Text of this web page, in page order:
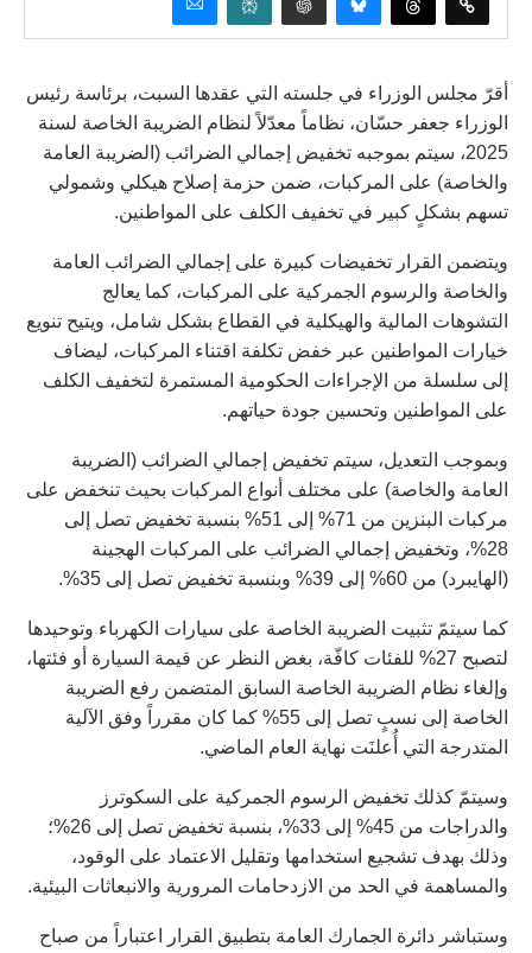
أقرّ مجلس الوزراء في جلسته التي عقدها السبت، برئاسة رئيس
الوزراء جعفر حسّان، نظاماً معدّلاً لنظام الضريبة الخاصة لسنة
2025، سيتم بموجبه تخفيض إجمالي الضرائب (الضريبة العامة
والخاصة) على المركبات، ضمن حزمة إصلاح هيكلي وشمولي
تسهم بشكلٍ كبير في تخفيف الكلف على المواطنين.
ويتضمن القرار تخفيضات كبيرة على إجمالي الضرائب العامة
والخاصة والرسوم الجمركية على المركبات، كما يعالج
التشوهات المالية والهيكلية في القطاع بشكل شامل، ويتيح تنويع
خيارات المواطنين عبر خفض تكلفة اقتناء المركبات، ليضاف
إلى سلسلة من الإجراءات الحكومية المستمرة لتخفيف الكلف
على المواطنين وتحسين جودة حياتهم.
وبموجب التعديل، سيتم تخفيض إجمالي الضرائب (الضريبة
العامة والخاصة) على مختلف أنواع المركبات بحيث تنخفض على
مركبات البنزين من 71% إلى 51% بنسبة تخفيض تصل إلى
28%، وتخفيض إجمالي الضرائب على المركبات الهجينة
(الهايبرد) من 60% إلى 39% وبنسبة تخفيض تصل إلى 35%.
كما سيتمّ تثبيت الضريبة الخاصة على سيارات الكهرباء وتوحيدها
لتصبح 27% للفئات كافّة، بغض النظر عن قيمة السيارة أو فئتها،
وإلغاء نظام الضريبة الخاصة السابق المتضمن رفع الضريبة
الخاصة إلى نسبٍ تصل إلى 55% كما كان مقرراً وفق الآلية
المتدرجة التي أُعلنَت نهاية العام الماضي.
وسيتمّ كذلك تخفيض الرسوم الجمركية على السكوترز
والدراجات من 45% إلى 33%، بنسبة تخفيض تصل إلى 26%؛
وذلك بهدف تشجيع استخدامها وتقليل الاعتماد على الوقود،
والمساهمة في الحد من الازدحامات المرورية والانبعاثات البيئية.
وستباشر دائرة الجمارك العامة بتطبيق القرار اعتباراً من صباح